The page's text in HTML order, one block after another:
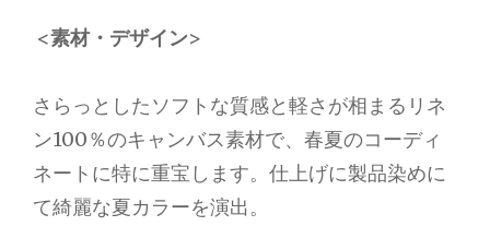
<素材・デザイン>
さらっとしたソフトな質感と軽さが相まるリネ
ン100％のキャンバス素材で、春夏のコーディ
ネートに特に重宝します。仕上げに製品染めに
て綺麗な夏カラーを演出。